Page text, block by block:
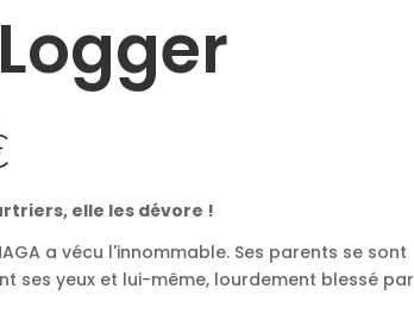
elle les dévore !
a vécu l'innommable. Ses parents se sont
ses yeux et lui-même, lourdement blessé par